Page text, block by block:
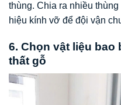
thùng. Chia ra nhiều thùng
hiệu kính vỡ để đội vận
6. Chọn vật liệu
thất gỗ